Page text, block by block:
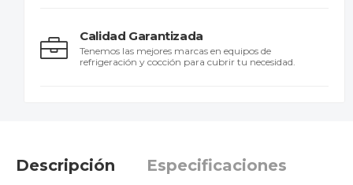
Calidad Garantizada
Tenemos las mejores marcas en equipos de
refrigeración y cocción para cubrir tu necesidad.
Descripción Especificaciones